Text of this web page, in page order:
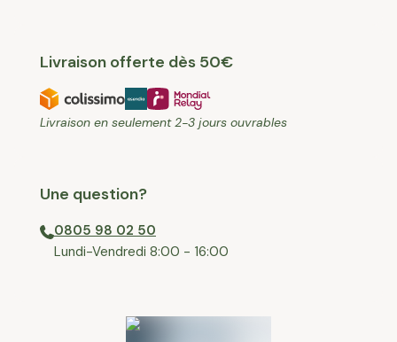
Livraison offerte dès 50€
Livraison en seulement 2-3 jours ouvrables
Une question?
0805 98 02 50
⁠Lundi-Vendredi 8:00 - 16:00